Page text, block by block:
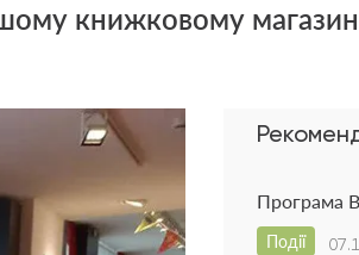
книжковому
Програма
Події